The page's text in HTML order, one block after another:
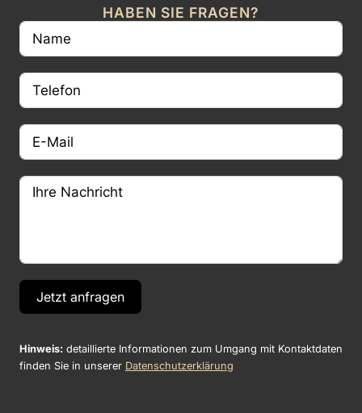
HABEN SIE FRAGEN?
Jetzt anfragen
Hinweis: detaillierte Informationen zum Umgang mit Kontaktdaten
finden Sie in unserer Datenschutzerklärung